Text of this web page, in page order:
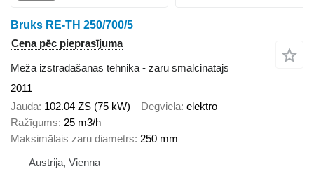
Bruks RE-TH 250/700/5
Cena pēc pieprasījuma
Meža izstrādāšanas tehnika - zaru smalcinātājs
2011
Jauda 102.04 ZS (75 kW) Degviela elektro
Ražīgums 25 m3/h
Maksimālais zaru diametrs 250 mm
Austrija, Vienna